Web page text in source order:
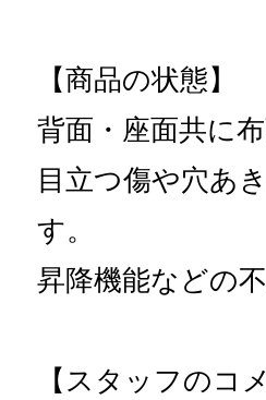
【商品の状態】
背面・座面共に
目立つ傷や穴あ
す。
昇降機能などの
【スタッフのコ